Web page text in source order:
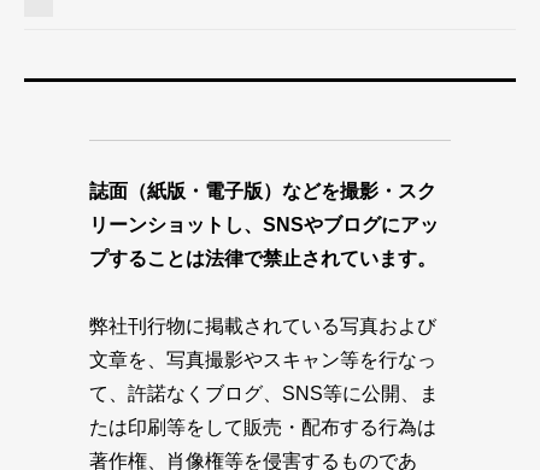
誌面（紙版・電子版）などを撮影・スク
リーンショットし、SNSやブログにアッ
プすることは法律で禁止されています。
弊社刊行物に掲載されている写真および
文章を、写真撮影やスキャン等を行なっ
て、許諾なくブログ、SNS等に公開、ま
たは印刷等をして販売・配布する行為は
著作権、肖像権等を侵害するものであ